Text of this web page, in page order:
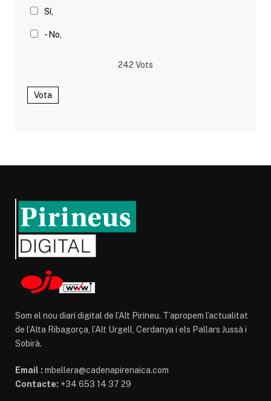
Sí,
- No,
242 Vots
Vota
Som el nou diari digital de l’Alt Pirineu. T’apropem l’actualitat
de l’Alta Ribagorça, l’Alt Urgell, Cerdanya i els Pallars Jussà i
Sobirà.
Email : mbellera@cadenapirenaica.com
Contacte: +34 653 14 37 29